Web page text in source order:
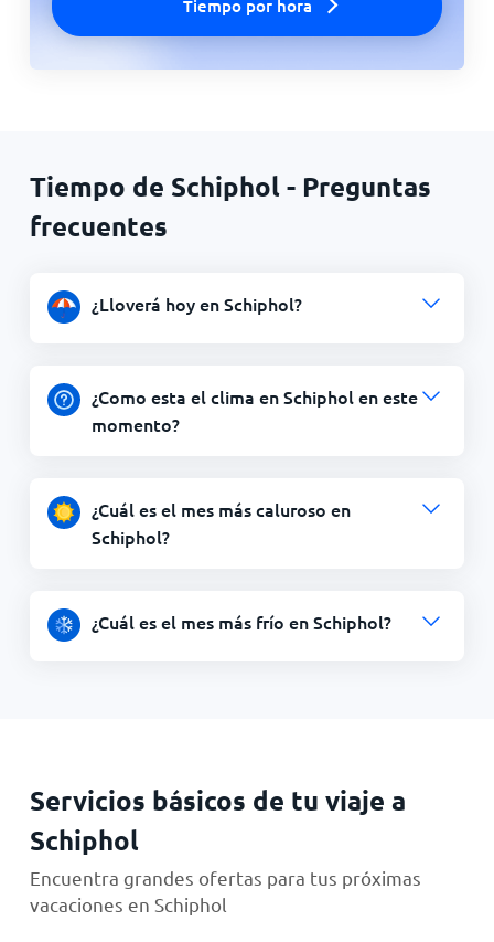
Tiempo por hora
Tiempo de Schiphol - Preguntas
frecuentes
¿Lloverá hoy en Schiphol?
¿Como esta el clima en Schiphol en este
momento?
¿Cuál es el mes más caluroso en
Schiphol?
¿Cuál es el mes más frío en Schiphol?
Servicios básicos de tu viaje a
Schiphol
Encuentra grandes ofertas para tus próximas
vacaciones en Schiphol